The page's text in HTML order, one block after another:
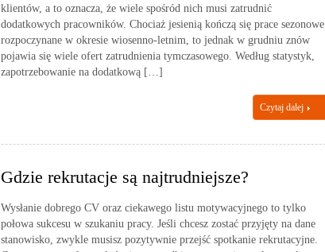
klientów, a to oznacza, że wiele spośród nich musi zatrudnić
dodatkowych pracowników. Chociaż jesienią kończą się prace sezonowe
rozpoczynane w okresie wiosenno-letnim, to jednak w grudniu znów
pojawia się wiele ofert zatrudnienia tymczasowego. Według statystyk,
zapotrzebowanie na dodatkową […]
Czytaj dalej
Gdzie rekrutacje są najtrudniejsze?
Wysłanie dobrego CV oraz ciekawego listu motywacyjnego to tylko
połowa sukcesu w szukaniu pracy. Jeśli chcesz zostać przyjęty na dane
stanowisko, zwykle musisz pozytywnie przejść spotkanie rekrutacyjne.